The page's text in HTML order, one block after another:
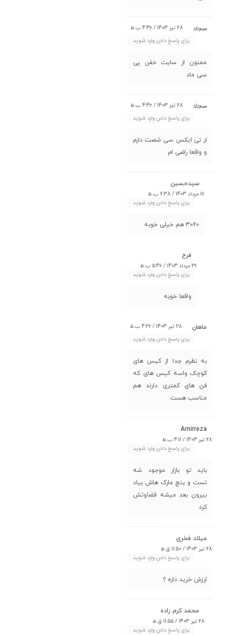
سجاد
28 تیر 1403 / 4:46 ب.ظ
برای پاسخ دادن وارد شوید
ممنون از سایت خفن پی
سی ماد
سجاد
28 تیر 1403 / 4:46 ب.ظ
برای پاسخ دادن وارد شوید
ار تی ایکس سی شصت دارم
و واقعا راضی ام
سیدحسین
16 مرداد 1403 / 7:38 ب.ظ
برای پاسخ دادن وارد شوید
3060 هم خیلی خوبه
فرح
29 مرداد 1403 / 5:46 ب.ظ
برای پاسخ دادن وارد شوید
واقعا خوبه
ماهان
28 تیر 1403 / 4:26 ب.ظ
برای پاسخ دادن وارد شوید
به نظرم جدا از کیس های
کوچک واسه کیس های که
فن های کمتری دارند هم
مناسب هست
Amirreza
28 تیر 1403 / 4:11 ب.ظ
برای پاسخ دادن وارد شوید
باید تو بازار موجود شه
تست و بنچ مارک هاش بیاد
بیرون بعد میشه قضاوتش
کرد
میلاد فخری
28 تیر 1403 / 11:50 ق.ظ
برای پاسخ دادن وارد شوید
ارزش خرید داره ؟
محمد کرم زاده
28 تیر 1403 / 11:55 ق.ظ
برای پاسخ دادن وارد شوید